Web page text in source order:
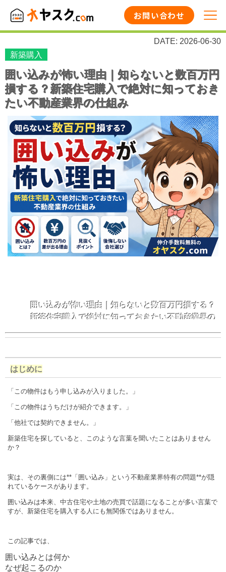
お問い合わせ
DATE: 2026-06-30
新築購入
囲い込みが怖い理由｜知らないと数百万円
損する？新築住宅購入で絶対に知っておき
たい不動産業界の仕組み
囲い込みが怖い理由｜知らないと数百万円損する？
新築住宅購入で絶対に知っておきたい不動産業界の
はじめに
「この物件はもう申し込みが入りました。」
「この物件はうちだけが紹介できます。」
「他社では契約できません。」
新築住宅を探していると、このような言葉を聞いたことはありません
か？
実は、その裏側には**「囲い込み」という不動産業界特有の問題**が隠
れているケースがあります。
囲い込みは本来、中古住宅や土地の売買で話題になることが多い言葉で
すが、新築住宅を購入する人にも無関係ではありません。
この記事では、
囲い込みとは何か
なぜ起こるのか